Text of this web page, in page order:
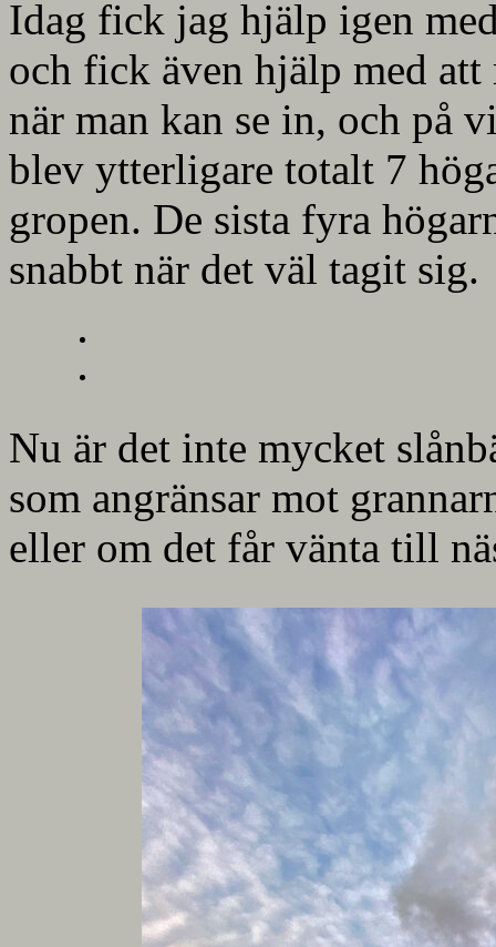
Idag fick jag hjälp igen
och fick även hjälp med
när man kan se in, och på
blev ytterligare totalt 7
gropen. De sista fyra
snabbt när det väl tagit sig.
Nu är det inte mycket
som angränsar mot
eller om det får vänta till